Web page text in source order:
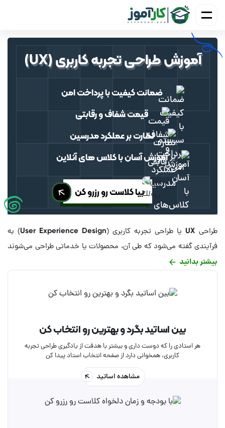
آموزش طراحی تجربه کاربری (UX)
قیمت شفاف و رقابتی
ضمانت کیفیت باپرداخت امن
نظارت بر عملکرد مدرسین
آموزش آسان با کلاس‌هایآنلاین
بیا کلاست رو رزرو کن
طراحی UX یا طراحی تجربه کاربری (User Experience Design) به
فرآیندی گفته می‌شود که طی آن، محصولات یا خدماتی طراحی می‌شوند
تا برای کاربران مفید، قابل استفاده، مطلوب و قابل اعتماد باشند. در
می‌روند. برای آموزش طراحی تجربه کاربری می‌توانید از کلاس‌های
آموزشی کارآموز استفاده کنید. برای شروع کافیست کلاس آموزش طراحی
بیشتر بدانید
بین اساتید بگرد و بهترین رو انتخاب کن
هر استادی را که دوست داری و بیشتر با هدفت از یادگیری طراحی تجربه
کاربری، همخوانی دارد از صفحه انتخاب استاد پیدا کن
مشاهده اساتید